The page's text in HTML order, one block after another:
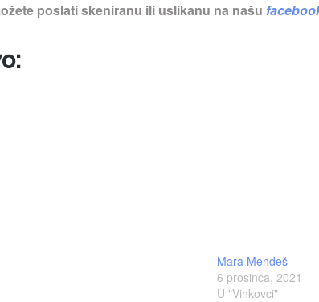
poslati skeniranu ili uslikanu na našu
Mara Mendeš
6 prosinca, 2021
U "Vinkovci"